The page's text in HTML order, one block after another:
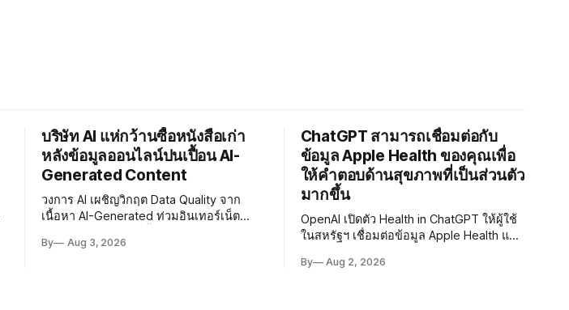
บริษัท AI แห่กว้านซื้อหนังสือเก่า
หลังข้อมูลออนไลน์ปนเปื้อน AI-
Generated Content
วงการ AI เผชิญวิกฤต Data Quality จาก
เนื้อหา AI-Generated ท่วมอินเทอร์เน็ต
2022 ที่ปลอดการปนเปื้อน พร้อมเผชิญ
By Aug 3, 2026
ChatGPT สามารถเชื่อมต่อกับ
ข้อมูล Apple Health ของคุณเพื่อ
ให้คำตอบด้านสุขภาพที่เป็นส่วนตัว
มากขึ้น
OpenAI เปิดตัว Health in ChatGPT ให้ผู้ใช้
ในสหรัฐฯ เชื่อมต่อข้อมูล Apple Health และ
แนะนำสุขภาพที่มีบริบทเฉพาะบุคคล พร้อม
By Aug 2, 2026